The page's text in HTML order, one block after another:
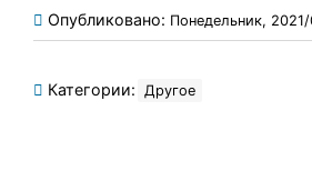
Опубликовано: Понедельник,
Категории: Другое